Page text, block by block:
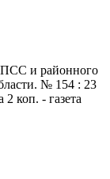
и районного
№ 154 : 23
коп. - газета